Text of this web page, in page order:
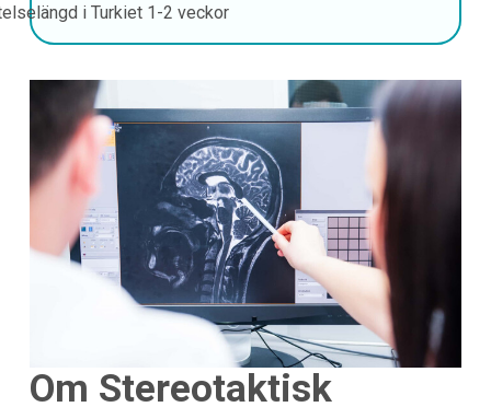
i Turkiet 1-2 veckor
Om Stereotaktisk